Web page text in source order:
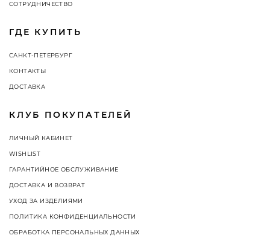
СОТРУДНИЧЕСТВО
ГДЕ КУПИТЬ
САНКТ-ПЕТЕРБУРГ
КОНТАКТЫ
ДОСТАВКА
КЛУБ ПОКУПАТЕЛЕЙ
ЛИЧНЫЙ КАБИНЕТ
WISHLIST
ГАРАНТИЙНОЕ ОБСЛУЖИВАНИЕ
ДОСТАВКА И ВОЗВРАТ
УХОД ЗА ИЗДЕЛИЯМИ
ПОЛИТИКА КОНФИДЕНЦИАЛЬНОСТИ
ОБРАБОТКА ПЕРСОНАЛЬНЫХ ДАННЫХ